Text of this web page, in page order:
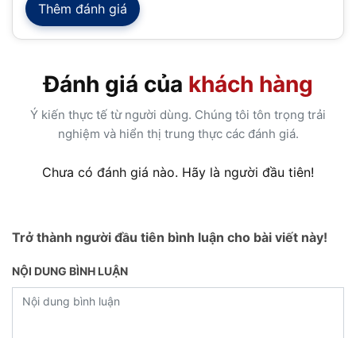
Thêm đánh giá
Đánh giá của khách hàng
Ý kiến thực tế từ người dùng. Chúng tôi tôn trọng trải
nghiệm và hiển thị trung thực các đánh giá.
Chưa có đánh giá nào. Hãy là người đầu tiên!
Trở thành người đầu tiên bình luận cho bài viết này!
NỘI DUNG BÌNH LUẬN